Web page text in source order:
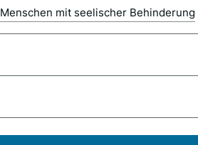
Menschen mit seelischer Behinderung